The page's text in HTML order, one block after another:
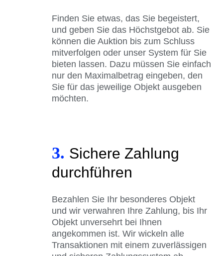
Finden Sie etwas, das Sie begeistert,
und geben Sie das Höchstgebot ab. Sie
können die Auktion bis zum Schluss
mitverfolgen oder unser System für Sie
bieten lassen. Dazu müssen Sie einfach
nur den Maximalbetrag eingeben, den
Sie für das jeweilige Objekt ausgeben
möchten.
3. Sichere Zahlung
durchführen
Bezahlen Sie Ihr besonderes Objekt
und wir verwahren Ihre Zahlung, bis Ihr
Objekt unversehrt bei Ihnen
angekommen ist. Wir wickeln alle
Transaktionen mit einem zuverlässigen